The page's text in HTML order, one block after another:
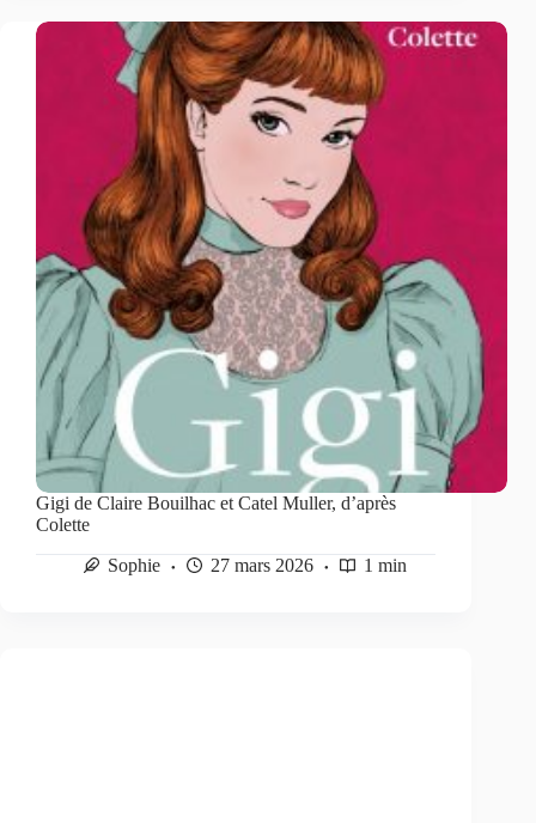
Gigi de Claire Bouilhac et Catel Muller, d’après
Colette
Sophie
27 mars 2026 1 min